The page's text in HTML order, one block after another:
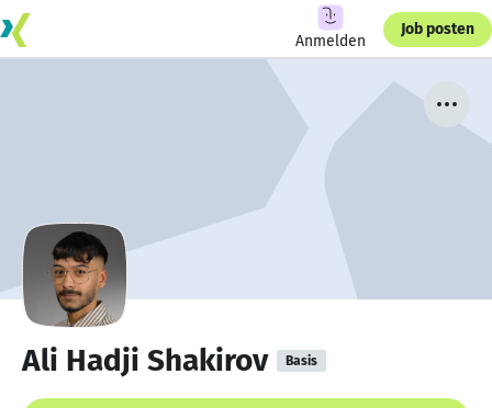
Anmelden
Job posten
Ali Hadji Shakirov Basis